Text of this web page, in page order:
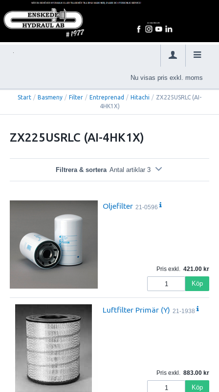
Nu visas pris exkl. moms
Start / Basmeny / Filter / Entreprenad / Hitachi / ZX225USRLC (AI-
4HK1X)
ZX225USRLC (AI-4HK1X)
Filtrera & sortera Antal artiklar 3
Oljefilter 21-0596
Pris exkl. 421.00
Köp
Luftfilter Primär (Y) 21-1938
Pris exkl. 883.00
Köp